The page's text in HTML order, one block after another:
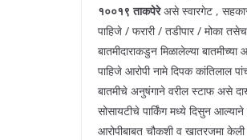
१००१९ ताकपेरेअसे स्वारगेट ,
पाहिजे / फरारी / तडीपार / मोका
बातमीदाराकडुन मिळालेल्या
पाहिजे आरोपी नामे दिपक कांतिलाल
बातमीचे अनुषंगाने वरील स्टाफ असे
सोसायटीचे पार्किंग मध्ये दिसुन
आरोपीबाबत चौकशी व खातरजमा